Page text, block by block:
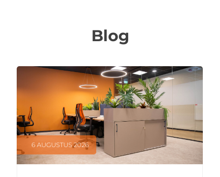
Blog
6 AUGUSTUS 2026